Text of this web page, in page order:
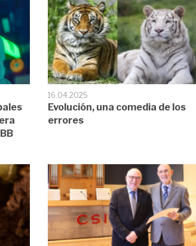
16.04.2025
Evolución, una comedia de los
errores